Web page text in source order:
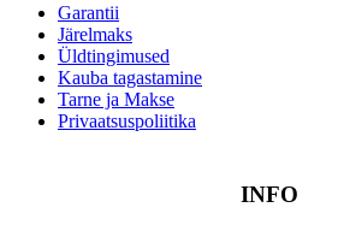
Garantii
Järelmaks
Üldtingimused
Kauba tagastamine
Tarne ja Makse
Privaatsuspoliitika
INFO